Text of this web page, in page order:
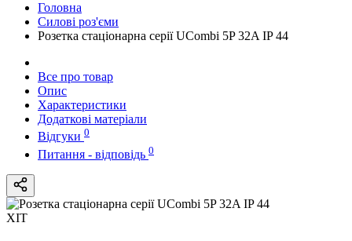
Головна
Силові роз'єми
Розетка стаціонарна серії UСombi 5P 32A IP 44
Все про товар
Опис
Характеристики
Додаткові матеріали
Відгуки 0
Питання - відповідь 0
ХІТ